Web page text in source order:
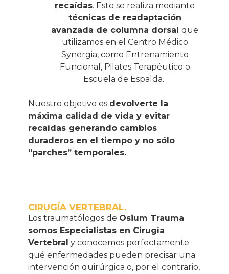
recaídas. Esto se realiza mediante
técnicas de readaptación
avanzada de columna dorsal que
utilizamos en el Centro Médico
Synergia, como Entrenamiento
Funcional, Pilates Terapéutico o
Escuela de Espalda.
Nuestro objetivo es devolverte la
máxima calidad de vida y evitar
recaídas generando cambios
duraderos en el tiempo y no sólo
“parches” temporales.
CIRUGÍA VERTEBRAL.
Los traumatólogos de Osium Trauma
somos Especialistas en Cirugía
Vertebral y conocemos perfectamente
qué enfermedades pueden precisar una
intervención quirúrgica o, por el contrario,